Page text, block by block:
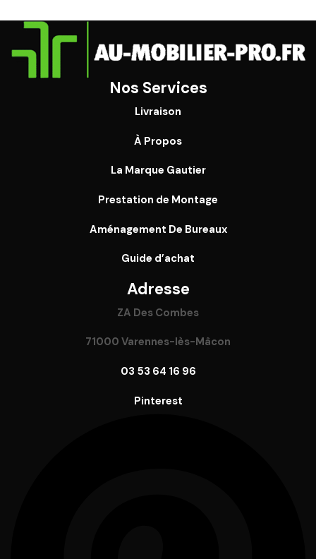
Nos Services
Livraison
À Propos
La Marque Gautier
Prestation de Montage
Aménagement De Bureaux
Guide d’achat
Adresse
ZA Des Combes
71000 Varennes-lès-Mâcon
03 53 64 16 96
Pinterest